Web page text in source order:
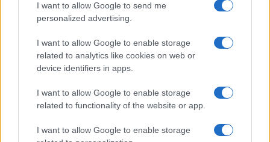
I want to allow Google to send me
personalized advertising.
I want to allow Google to enable storage
related to analytics like cookies on web or
device identifiers in apps.
I want to allow Google to enable storage
related to functionality of the website or app.
I want to allow Google to enable storage
Dernières actualités
Stade Toulousain : "Plus facile de
négocier à l'extérieur qu'à Toulouse",
Guy Novès sur Thomas Ramos
XV de France : "Ils ne font que jouer",
Peato Mauvaka alerte sur le Japon avant
le match de samedi